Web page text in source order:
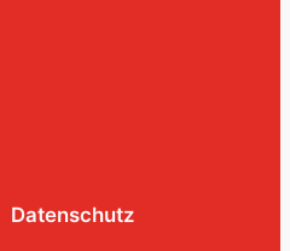
Datenschutz